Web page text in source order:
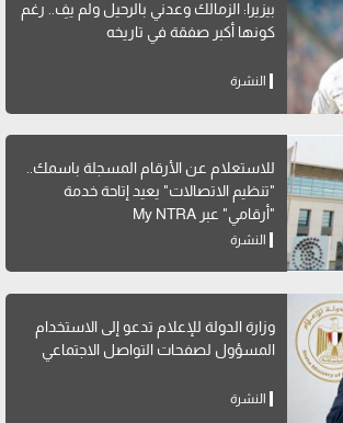
بيزيرا: الزمالك وعدني بالرحيل ولم يفِ.. رغم
كونها أكبر صفقة في تاريخه
النشرة
للاستعلام عن الأرقام المسجلة باسمك..
"تنظيم الاتصالات" يعيد إتاحة خدمة
"أرقامي" عبر My NTRA
النشرة
وزارة الدولة للإعلام تدعو إلى الاستخدام
المسؤول لصفحات التواصل الاجتماعي
النشرة